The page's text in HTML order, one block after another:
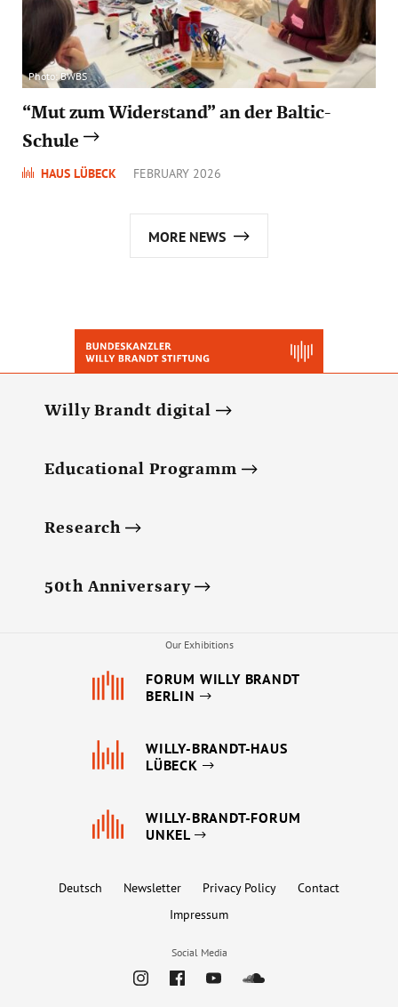
Photo: BWBS
“Mut zum Widerstand” an der Baltic-
Schule
HAUS LÜBECK FEBRUARY 2026
MORE NEWS
Willy Brandt digital
Educational Programm
Research
50th Anniversary
Our Exhibitions
FORUM WILLY BRANDT
BERLIN
WILLY-BRANDT-HAUS
LÜBECK
WILLY-BRANDT-FORUM
UNKEL
Deutsch Newsletter Privacy Policy
Contact
Impressum
Social Media